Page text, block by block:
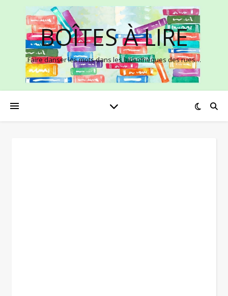
BOÎTES À LIRE
Faire danser les mots dans les bibliothèques des rues…